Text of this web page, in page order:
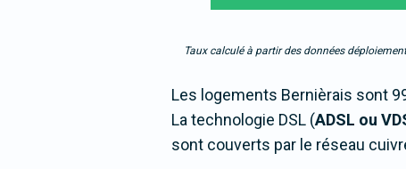
Taux calculé à partir des données
Les logements Bernièrais sont
La technologie DSL (ADSL ou
sont couverts par le réseau